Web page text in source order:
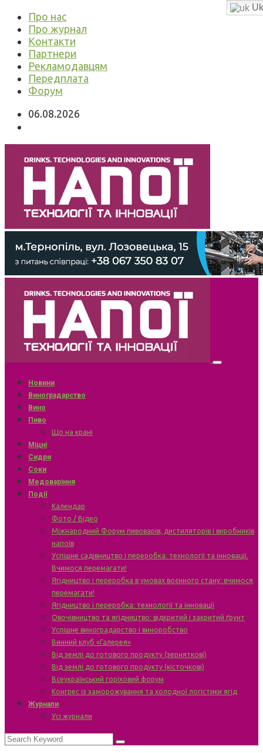
Про нас
Про журнал
Контакти
Партнери
Рекламодавцям
Передплата
Форум
06.08.2026
Новини
Виноградарство
Вино
Пиво
Що на крані
Міцні
Сидри
Соки
Медоваріння
Події
Календар
Фото / Відео
Міжнародний Форум пивоварів, дистиляторів і виробників
напоїв
Успішне садівництво і переробка: технології та інновації.
Вчимося перемагати!
Ягідництво і переробка в умовах воєнного стану: вчимося
перемагати!
Ягідництво і переробка: технології та інновації
Овочівництво та ягідництво: відкритий і закритий ґрунт
Успішне виноградарство і виноробство
Винний клуб «Галерея»
Від землі до готового продукту (зерняткові)
Від землі до готового продукту (кісточкові)
Всеукраїнський горіховий форум
Конгрес із заморожування та холодної логістики ягід
Журнали
Усі журнали